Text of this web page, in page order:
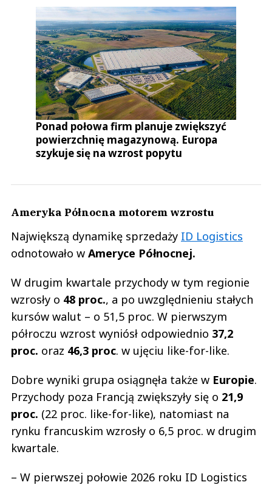
Ponad połowa firm planuje zwiększyć
powierzchnię magazynową. Europa
szykuje się na wzrost popytu
Ameryka Północna motorem wzrostu
Największą dynamikę sprzedaży ID Logistics
odnotowało w Ameryce Północnej.
W drugim kwartale przychody w tym regionie
wzrosły o 48 proc., a po uwzględnieniu stałych
kursów walut – o 51,5 proc. W pierwszym
półroczu wzrost wyniósł odpowiednio 37,2
proc. oraz 46,3 proc. w ujęciu like-for-like.
Dobre wyniki grupa osiągnęła także w Europie.
Przychody poza Francją zwiększyły się o 21,9
proc. (22 proc. like-for-like), natomiast na
rynku francuskim wzrosły o 6,5 proc. w drugim
kwartale.
– W pierwszej połowie 2026 roku ID Logistics